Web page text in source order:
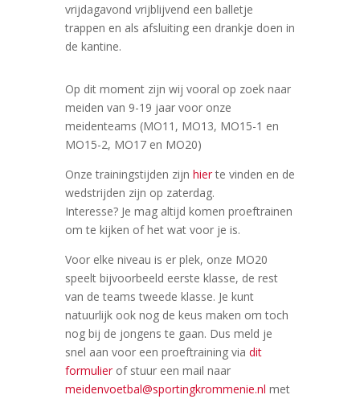
vrijdagavond vrijblijvend een balletje
trappen en als afsluiting een drankje doen in
de kantine.
Op dit moment zijn wij vooral op zoek naar
meiden van 9-19 jaar voor onze
meidenteams (MO11, MO13, MO15-1 en
MO15-2, MO17 en MO20)
Onze trainingstijden zijn hierte vinden en de
wedstrijden zijn op zaterdag.
Interesse? Je mag altijd komen proeftrainen
om te kijken of het wat voor je is.
Voor elke niveau is er plek, onze MO20
speelt bijvoorbeeld eerste klasse, de rest
van de teams tweede klasse. Je kunt
natuurlijk ook nog de keus maken om toch
nog bij de jongens te gaan. Dus meld je
snel aan voor een proeftraining via dit
formulier of stuur een mail naar
meidenvoetbal@sportingkrommenie.nl met